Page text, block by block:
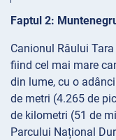
Faptul 2:
Canionul Râului
fiind cel mai mare
din lume, cu o
de metri (4.265 de
de kilometri (51 de
Parcului Național